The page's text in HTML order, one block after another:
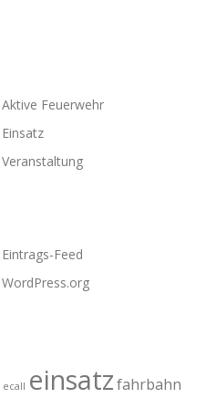
Aktive Feuerwehr
Einsatz
Veranstaltung
Eintrags-Feed
WordPress.org
ecall einsatzfahrbahn